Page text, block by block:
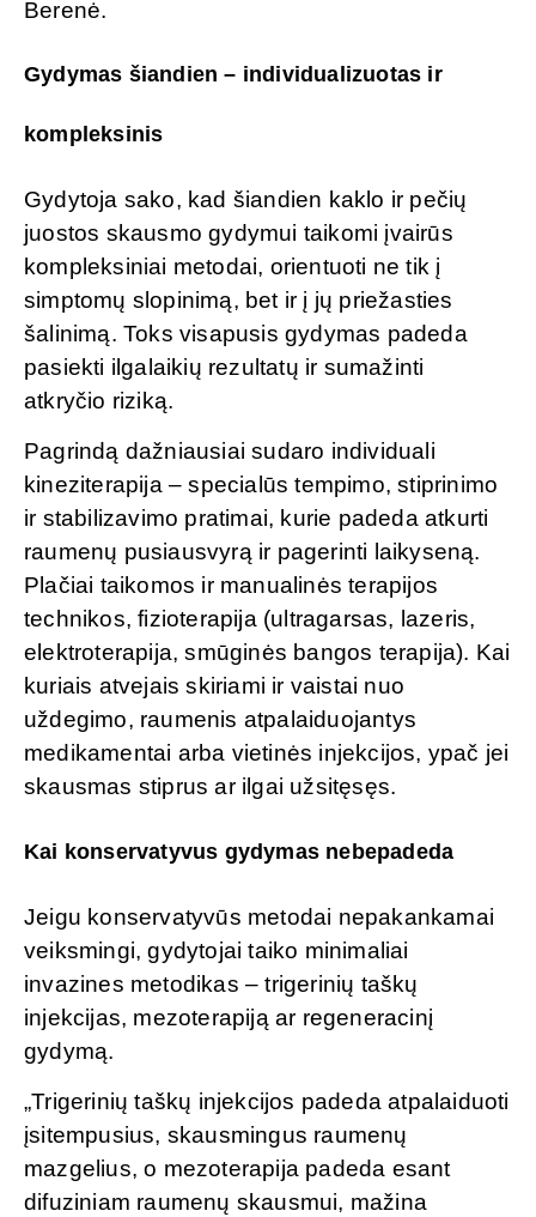
Berenė.
Gydymas šiandien – individualizuotas ir
kompleksinis
Gydytoja sako, kad šiandien kaklo ir pečių
juostos skausmo gydymui taikomi įvairūs
kompleksiniai metodai, orientuoti ne tik į
simptomų slopinimą, bet ir į jų priežasties
šalinimą. Toks visapusis gydymas padeda
pasiekti ilgalaikių rezultatų ir sumažinti
atkryčio riziką.
Pagrindą dažniausiai sudaro individuali
kineziterapija – specialūs tempimo, stiprinimo
ir stabilizavimo pratimai, kurie padeda atkurti
raumenų pusiausvyrą ir pagerinti laikyseną.
Plačiai taikomos ir manualinės terapijos
technikos, fizioterapija (ultragarsas, lazeris,
elektroterapija, smūginės bangos terapija). Kai
kuriais atvejais skiriami ir vaistai nuo
uždegimo, raumenis atpalaiduojantys
medikamentai arba vietinės injekcijos, ypač jei
skausmas stiprus ar ilgai užsitęsęs.
Kai konservatyvus gydymas nebepadeda
Jeigu konservatyvūs metodai nepakankamai
veiksmingi, gydytojai taiko minimaliai
invazines metodikas – trigerinių taškų
injekcijas, mezoterapiją ar regeneracinį
gydymą.
„Trigerinių taškų injekcijos padeda atpalaiduoti
įsitempusius, skausmingus raumenų
mazgelius, o mezoterapija padeda esant
difuziniam raumenų skausmui, mažina